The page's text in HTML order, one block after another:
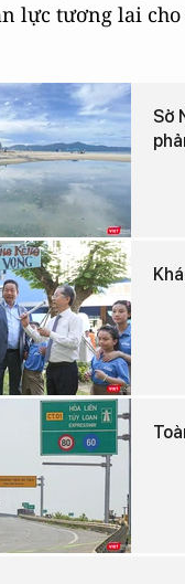
lực tương lai
Sở